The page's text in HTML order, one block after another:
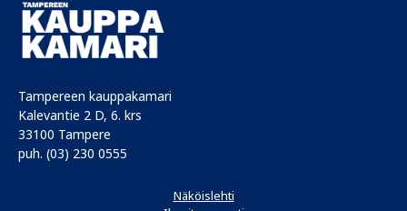
Tampereen kauppakamari
Kalevantie 2 D, 6. krs
33100 Tampere
puh. (03) 230 0555
Näköislehti